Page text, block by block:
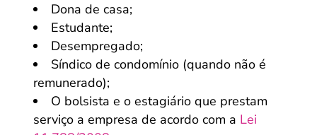
Dona de casa;
Estudante;
Desempregado;
Síndico de condomínio (quando não é
remunerado);
O bolsista e o estagiário que prestam
serviço a empresa de acordo com a Lei